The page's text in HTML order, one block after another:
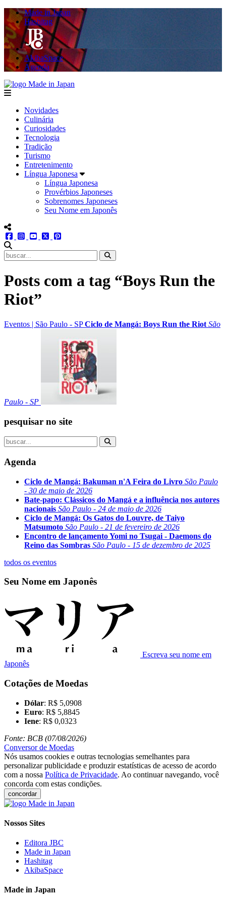
Made in Japan
Hashitag
AkibaSpace
Agenda
menu
Novidades
Culinária
Curiosidades
Tecnologia
Tradição
Turismo
Entretenimento
Língua Japonesa
Língua Japonesa
Provérbios Japoneses
Sobrenomes Japoneses
Seu Nome em Japonês
menu redes social
facebookinstagram
youtube
twitter
Posts com a tag “Boys Run the
Riot”
Eventos | São Paulo - SP Ciclo de Mangá: Boys Run the Riot São
Paulo - SP
pesquisar no site
Agenda
Ciclo de Mangá: Bakuman n'A Feira do Livro São Paulo
- 30 de maio de 2026
Bate-papo: Clássicos do Mangá e a influência nos autores
nacionais São Paulo - 24 de maio de 2026
Ciclo de Mangá: Os Gatos do Louvre, de Taiyo
Matsumoto São Paulo - 21 de fevereiro de 2026
Encontro de lançamento Yomi no Tsugai - Daemons do
Reino das Sombras São Paulo - 15 de dezembro de 2025
todos os eventos
Seu Nome em Japonês
Escreva seu nome em
Japonês
Cotações de Moedas
Dólar: R$ 5,0908
Euro: R$ 5,8845
Iene: R$ 0,0323
Fonte: BCB (07/08/2026)
Conversor de Moedas
Nós usamos cookies e outras tecnologias semelhantes para
personalizar publicidade e produzir estatísticas de acesso de acordo
com a nossa Política de Privacidade. Ao continuar navegando, você
concorda com estas condições.
concordar
Nossos Sites
Editora JBC
Made in Japan
Hashitag
AkibaSpace
Made in Japan